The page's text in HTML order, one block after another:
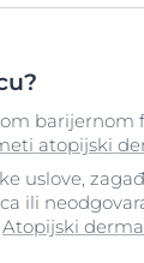
atopijski
uslove,
ili
Atopijski